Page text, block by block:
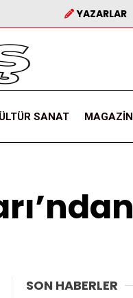
YAZARLAR
SANAT MAGAZIN
SON HABERLER